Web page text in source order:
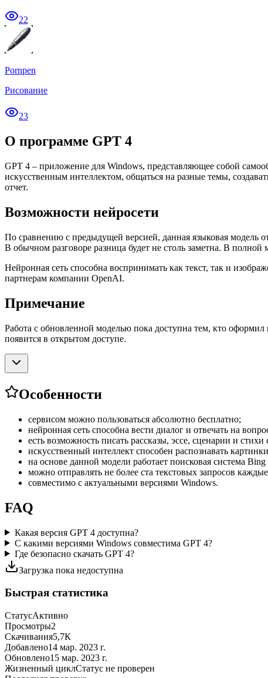
22
Pornpen
Рисование
23
О программе GPT 4
GPT 4 – приложение для Windows, представляющее собой
искусственным интеллектом, общаться на разные темы,
отчет.
Возможности нейросети
По сравнению с предыдущей версией, данная языковая модель
В обычном разговоре разница будет не столь заметна. В
Нейронная сеть способна воспринимать как текст, так и
партнерам компании OpenAI.
Примечание
Работа с обновленной моделью пока доступна тем, кто
появится в открытом доступе.
Особенности
сервисом можно пользоваться абсолютно бесплатно;
нейронная сеть способна вести диалог и отвечать на
есть возможность писать рассказы, эссе, сценарии и
искусственный интеллект способен распознавать
на основе данной модели работает поисковая система
можно отправлять не более ста текстовых запросов
совместимо с актуальными версиями Windows.
FAQ
Какая версия GPT 4 доступна?
С какими версиями Windows совместима GPT 4?
Где безопасно скачать GPT 4?
Загрузка пока недоступна
Быстрая статистика
СтатусАктивно
Просмотры2
Скачивания5,7К
Добавлено14 мар. 2023 г.
Обновлено15 мар. 2023 г.
Жизненный циклСтатус не проверен